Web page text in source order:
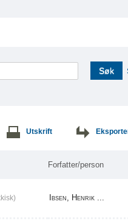
Søk
Utskrift
Forfatter/person
Ibsen, Henrik ...